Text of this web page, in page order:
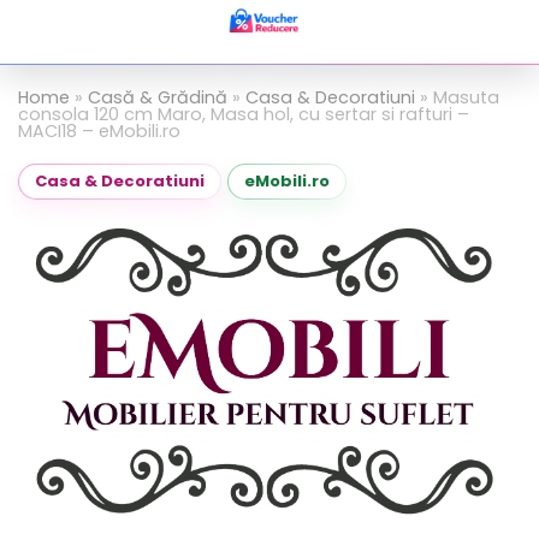
Home » Casă & Grădină » Casa & Decoratiuni » Masuta
consola 120 cm Maro, Masa hol, cu sertar si rafturi –
MACI18 – eMobili.ro
Casa & Decoratiuni eMobili.ro